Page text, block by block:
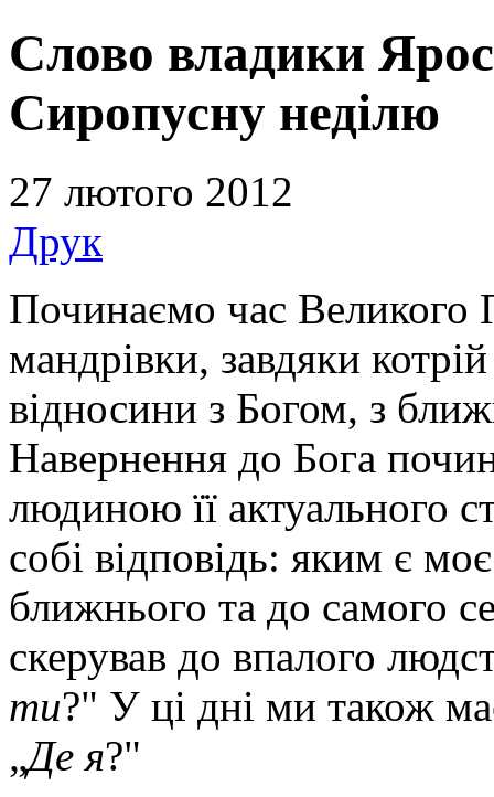
Слово владики
Сиропусну неділю
27 лютого 2012
Друк
Починаємо час Великого
мандрівки, завдяки
відносини з Богом, з
Навернення до Бога
людиною її актуального
собі відповідь: яким є
ближнього та до самого
скерував до впалого
ти?" У ці дні ми також
„Де я?"